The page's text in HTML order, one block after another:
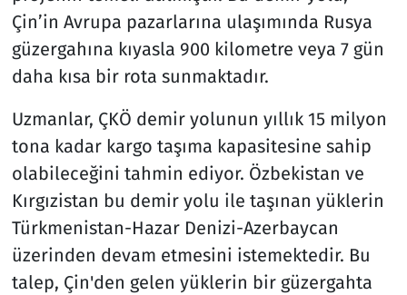
Çin’in Avrupa pazarlarına ulaşımında Rusya
güzergahına kıyasla 900 kilometre veya 7 gün
daha kısa bir rota sunmaktadır.
Uzmanlar, ÇKÖ demir yolunun yıllık 15 milyon
tona kadar kargo taşıma kapasitesine sahip
olabileceğini tahmin ediyor. Özbekistan ve
Kırgızistan bu demir yolu ile taşınan yüklerin
Türkmenistan-Hazar Denizi-Azerbaycan
üzerinden devam etmesini istemektedir. Bu
talep, Çin'den gelen yüklerin bir güzergahta